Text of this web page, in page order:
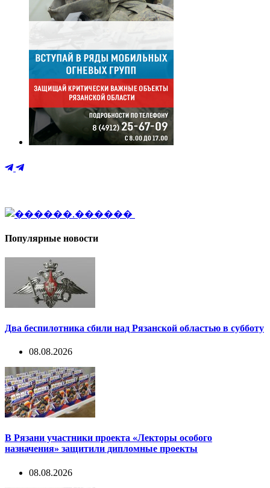
Популярные новости
Два беспилотника сбили над Рязанской областью в субботу
08.08.2026
В Рязани участники проекта «Лекторы особого
назначения» защитили дипломные проекты
08.08.2026